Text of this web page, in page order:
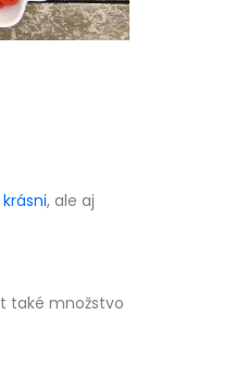
krásni, ale aj
také množstvo